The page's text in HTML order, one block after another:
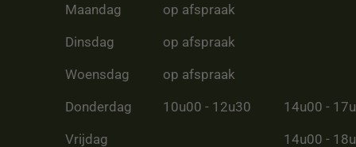
Maandag op afspraak
Dinsdag op afspraak
Woensdag op afspraak
Donderdag 10u00 - 12u30 14u00 -
Vrijdag 14u00 -